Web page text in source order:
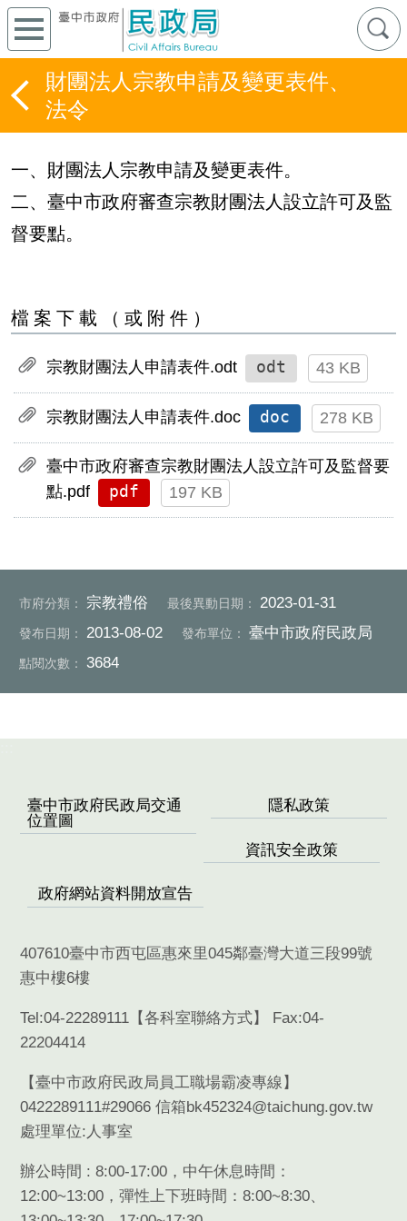
財團法人宗教申請及變更表件、
法令
一、財團法人宗教申請及變更表件。
二、臺中市政府審查宗教財團法人設立許可及監
督要點。
檔案下載（或附件）
宗教財團法人申請表件.odt odt 43 KB
宗教財團法人申請表件.doc doc 278 KB
臺中市政府審查宗教財團法人設立許可及監督要
點.pdf
pdf 197 KB
市府分類： 宗教禮俗 最後異動日期： 2023-01-31
發布日期： 2013-08-02 發布單位： 臺中市政府民政局
點閱次數： 3684
臺中市政府民政局交通
位置圖
隱私政策
資訊安全政策
政府網站資料開放宣告
407610臺中市西屯區惠來里045鄰臺灣大道三段99號
惠中樓6樓
Tel:04-22289111【各科室聯絡方式】 Fax:04-
22204414
【臺中市政府民政局員工職場霸凌專線】
0422289111#29066 信箱bk452324@taichung.gov.tw
處理單位:人事室
辦公時間 : 8:00-17:00，中午休息時間：
12:00~13:00，彈性上下班時間：8:00~8:30、